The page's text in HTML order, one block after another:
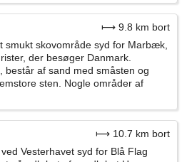
⟼ 9.8 km bort
skovområde syd for Marbæk,
der besøger Danmark.
består af sand med småsten og
sten. Nogle områder af
⟼ 10.7 km bort
Vesterhavet syd for Blå Flag